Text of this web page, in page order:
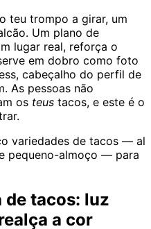
teu trompo a girar, um
Um plano de
lugar real, reforça o
em dobro como foto
cabeçalho do perfil de
As pessoas não
os teus tacos, e este é o
variedades de tacos — al
pequeno-almoço — para
tacos: luz
a cor